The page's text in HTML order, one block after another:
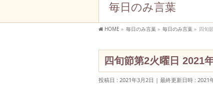
毎日のみ言葉
HOME » 毎日のみ言葉 » 毎日のみ言葉 » 四旬
四旬節第2火曜日 2021
投稿日 : 2021年3月2日 最終更新日時 : 2021